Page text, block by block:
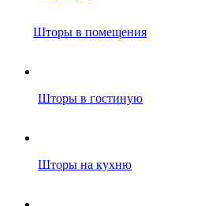
Шторы в помещения
Шторы в гостиную
Шторы на кухню